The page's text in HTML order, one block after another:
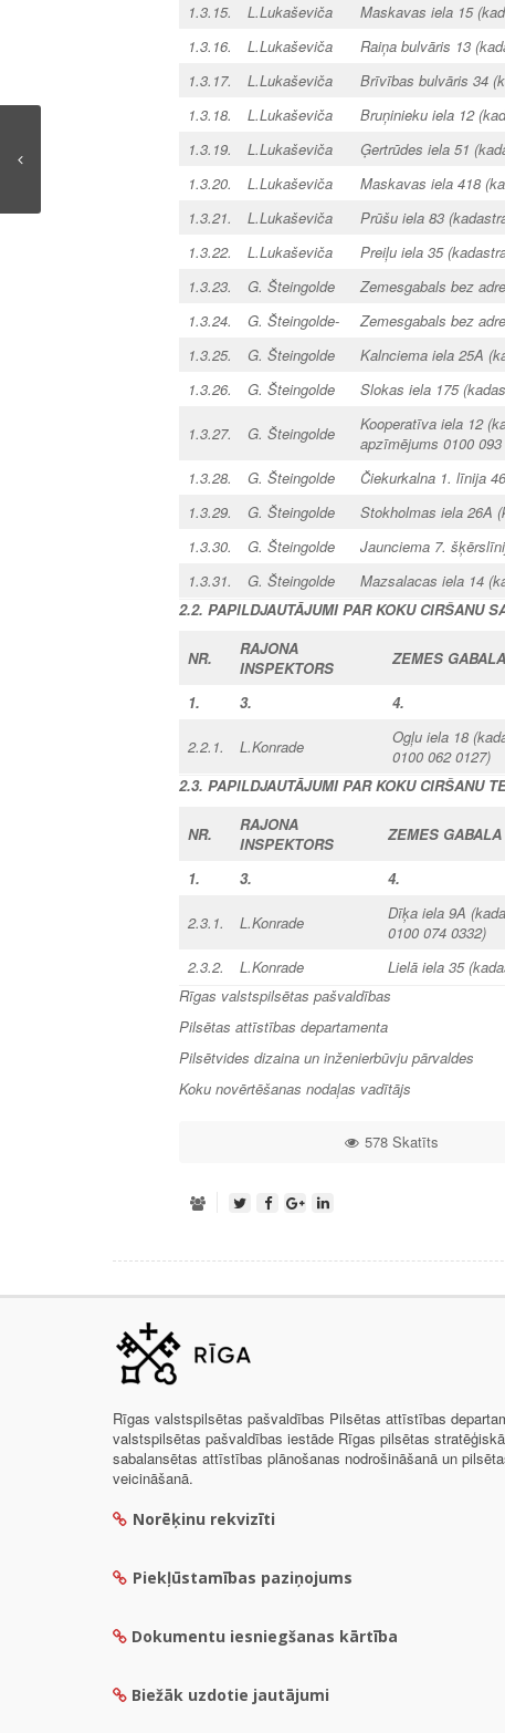
1.3.15.
L.Lukaševiča
Maskavas iela 15
1.3.16.
L.Lukaševiča
Raiņa bulvāris 13
1.3.17.
L.Lukaševiča
Brīvības bulvāris 34
1.3.18.
L.Lukaševiča
Bruņinieku iela 12
1.3.19.
L.Lukaševiča
Ģertrūdes iela 51
1.3.20.
L.Lukaševiča
Maskavas iela 418
1.3.21.
L.Lukaševiča
Prūšu iela 83
1.3.22.
L.Lukaševiča
Preiļu iela 35
1.3.23.
G. Šteingolde Zemesgabals bez
1.3.24.
G. Šteingolde- Zemesgabals bez
1.3.25.
G. Šteingolde Kalnciema iela 25A
1.3.26.
G. Šteingolde Slokas iela 175
1.3.27. G. Šteingolde Kooperatīva iela 12
apzīmējums 0100
1.3.28.
G. Šteingolde Čiekurkalna 1. līnija 46
1.3.29.
G. Šteingolde Stokholmas iela 26A
1.3.30.
G. Šteingolde Jaunciema 7.
1.3.31.
G. Šteingolde Mazsalacas iela 14
2.2. PAPILDJAUTĀJUMI PAR KOKU CIRŠANU
NR.
RAJONA
INSPEKTORS
ZEMES
1. 3. 4.
2.2.1. L.Konrade Ogļu iela 18
0100 062 0127)
2.3. PAPILDJAUTĀJUMI PAR KOKU CIRŠANU
NR.
RAJONA
INSPEKTORS
ZEMES
1. 3. 4.
2.3.1. L.Konrade Dīķa iela 9A
0100 074 0332)
2.3.2.
L.Konrade Lielā iela 35
Rīgas valstspilsētas pašvaldības
Pilsētas attīstības departamenta
Pilsētvides dizaina un inženierbūvju pārvaldes
Koku novērtēšanas
578 Skatīts
Rīgas valstspilsētas pašvaldības Pilsētas attīstības
valstspilsētas pašvaldības iestāde Rīgas pilsētas
sabalansētas attīstības plānošanas nodrošināšanā un
veicināšanā.
Norēķinu rekvizīti
Piekļūstamības paziņojums
Dokumentu iesniegšanas kārtība
Biežāk uzdotie jautājumi